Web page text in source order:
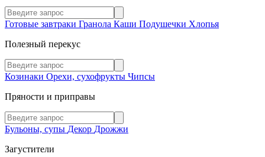
Готовые завтраки Гранола Каши Подушечки Хлопья
Полезный перекус
Козинаки Орехи, сухофрукты Чипсы
Пряности и приправы
Бульоны, супы Декор Дрожжи
Загустители